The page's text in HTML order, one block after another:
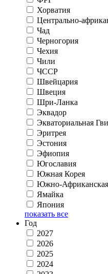
Хорватия
Центрально-
Чад
Черногория
Чехия
Чили
ЧССР
Швейцария
Швеция
Шри-Ланка
Эквадор
Экваториальная
Эритрея
Эстония
Эфиопия
Югославия
Южная Корея
Южно-
Ямайка
Япония
показать все
Год
2027
2026
2025
2024